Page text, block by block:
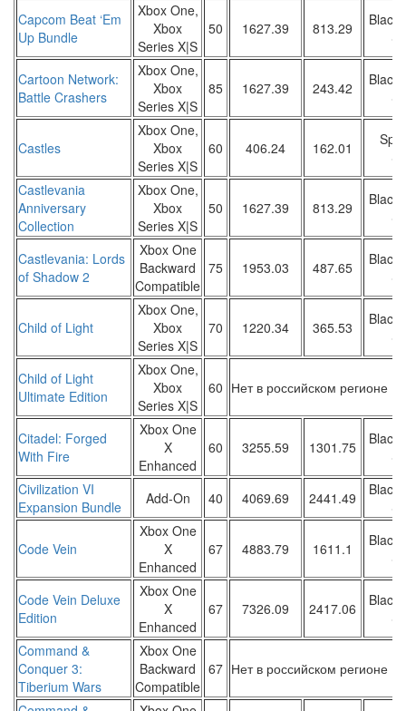
Capcom Beat ‘Em
Up Bundle
Xbox One,
Xbox
Series X|S
50 1627.39 813.29
Black
Cartoon Network:
Battle Crashers
Xbox One,
Xbox
Series X|S
85 1627.39 243.42
Black
Castles
Xbox One,
Xbox
Series X|S
60 406.24 162.01
Castlevania
Anniversary
Collection
Xbox One,
Xbox
Series X|S
50 1627.39 813.29
Black
Castlevania: Lords
of Shadow 2
Xbox One
Backward
Compatible
75 1953.03 487.65
Black
Child of Light
Xbox One,
Xbox
Series X|S
70 1220.34 365.53
Black
Child of Light
Ultimate Edition
Xbox One,
Xbox
Series X|S
60 Нет в российском регионе
Citadel: Forged
With Fire
Xbox One
X
Enhanced
60 3255.59 1301.75
Black
Civilization VI
Expansion Bundle
Add-On 40 4069.69 2441.49
Black
Code Vein
Xbox One
X
Enhanced
67 4883.79 1611.1
Black
Code Vein Deluxe
Edition
Xbox One
X
Enhanced
67 7326.09 2417.06
Black
Command &
Conquer 3:
Tiberium Wars
Xbox One
Backward
Compatible
67 Нет в российском регионе